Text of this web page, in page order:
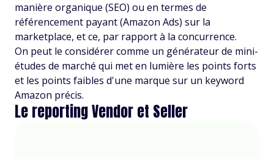
manière organique (SEO) ou en termes de
référencement payant (Amazon Ads) sur la
marketplace, et ce, par rapport à la concurrence.
On peut le considérer comme un générateur de mini-
études de marché qui met en lumière les points forts
et les points faibles d'une marque sur un keyword
Amazon précis.
Le reporting Vendor et Seller